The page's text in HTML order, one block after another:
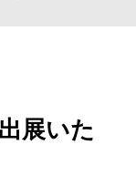
展いた